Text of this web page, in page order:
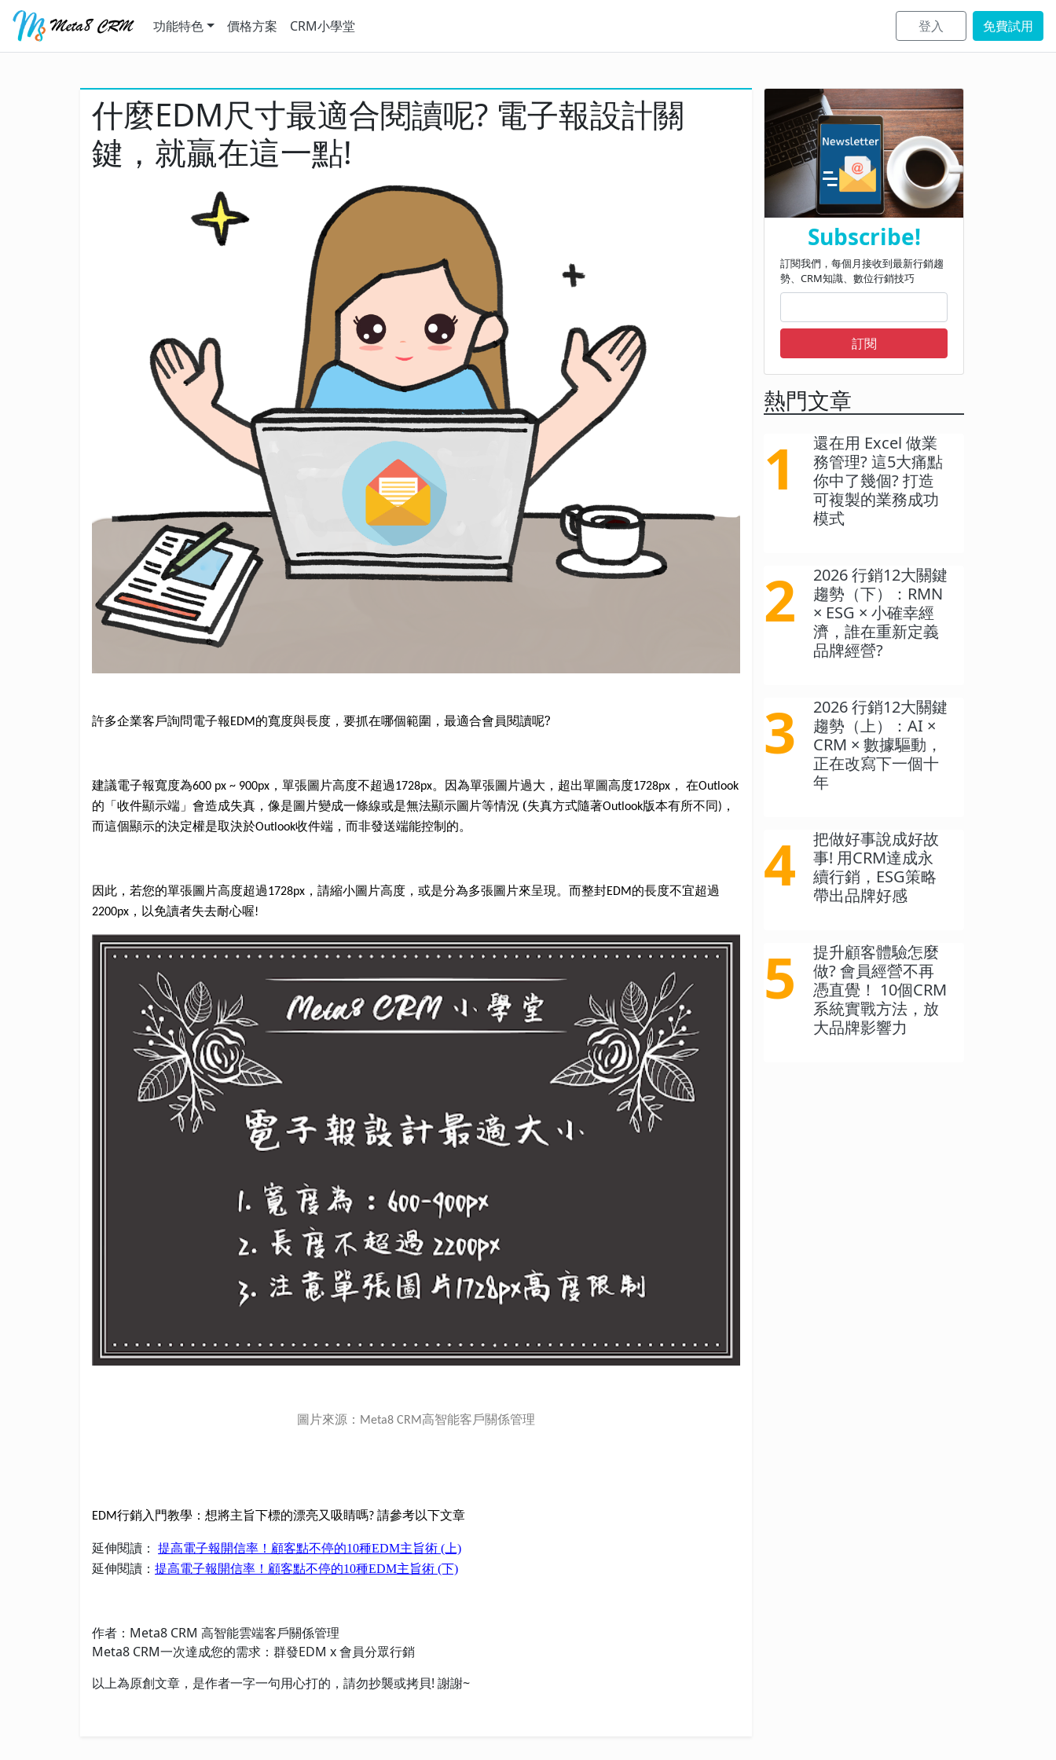
功能特色 價格方案 CRM小學堂 登入 免費試用
什麼EDM尺寸最適合閱讀呢? 電子報設計關
鍵，就贏在這一點!
許多企業客戶詢問電子報EDM的寬度與長度，要抓在哪個範圍，最適合會員閱讀呢?
建議電子報寬度為600 px ~ 900px ，單張圖片高度不超過1728px。因為單張圖片過大，超出單圖高度1728px ， 在Outlook
的「收件顯示端」會造成失真，像是圖片變成一條線或是無法顯示圖片等情況 (失真方式隨著Outlook版本有所不同) ，
而這個顯示的決定權是取決於Outlook收件端 ，而非發送端能控制的。
因此，若您的單張圖片高度超過1728px ，請縮小圖片高度，或是分為多張圖片來呈現。而整封EDM的長度不宜超過
2200px ，以免讀者失去耐心喔!
圖片來源： Meta8 CRM高智能客戶關係管理
EDM行銷入門教學：想將主旨下標的漂亮又吸睛嗎? 請參考以下文章
延伸閱讀： 提高電子報開信率！顧客點不停的10種EDM主旨術 (上)
延伸閱讀： 提高電子報開信率！顧客點不停的10種EDM主旨術 (下)
作者：Meta8 CRM 高智能雲端客戶關係管理
Meta8 CRM一次達成您的需求：群發EDM x 會員分眾行銷
以上為原創文章，是作者一字一句用心打的，請勿抄襲或拷貝! 謝謝~
Subscribe!
訂閱我們，每個月接收到最新行銷趨
勢、CRM知識、數位行銷技巧
訂閱
熱門文章
1
還在用 Excel 做業
務管理? 這5大痛點
你中了幾個? 打造
可複製的業務成功
模式
2
2026 行銷12大關鍵
趨勢（下）：RMN
× ESG × 小確幸經
濟，誰在重新定義
品牌經營?
3
2026 行銷12大關鍵
趨勢（上）：AI ×
CRM × 數據驅動，
正在改寫下一個十
年
4
把做好事說成好故
事! 用CRM達成永
續行銷，ESG策略
帶出品牌好感
5
提升顧客體驗怎麼
做? 會員經營不再
憑直覺！ 10個CRM
系統實戰方法，放
大品牌影響力